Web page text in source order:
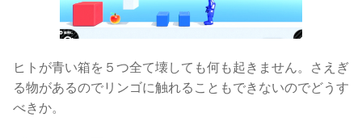
ヒトが青い箱を５つ全て壊しても何も起きません。さえぎ
る物があるのでリンゴに触れることもできないのでどうす
べきか。